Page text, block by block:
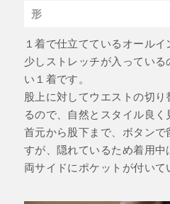
形
１着で仕立てているオールイ
少しストレッチが入ってい
い１着です。
股上に対してウエストの切
るので、自然とスタイル良く
首元から股下まで、ボタンで
すが、隠れているため着用中
両サイドにポケットが付いて